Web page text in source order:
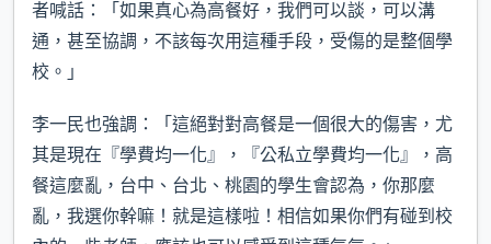
者喊話：「如果真心為高餐好，我們可以談，可以溝
通，甚至協調，不該每次用這種手段，受傷的是整個學
校。」
李一民也強調：「這絕對對高餐是一個很大的傷害，尤
其是現在『學費均一化』，『公私立學費均一化』，高
餐這麼亂，台中、台北、桃園的學生會認為，你那麼
亂，我選你幹嘛！就是這樣啦！相信如果你們有碰到校